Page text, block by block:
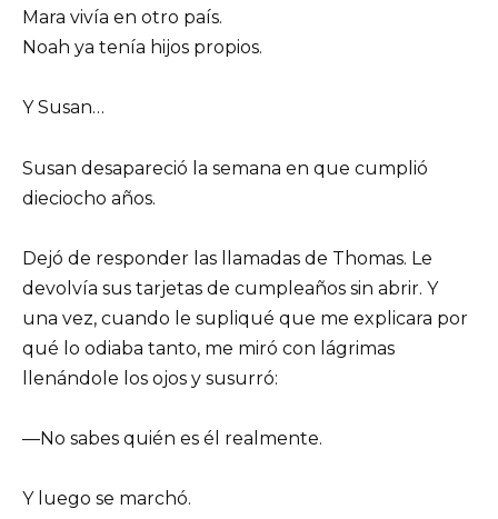
Mara vivía en otro país.
Noah ya tenía hijos propios.
Y Susan…
Susan desapareció la semana en que cumplió
dieciocho años.
Dejó de responder las llamadas de Thomas. Le
devolvía sus tarjetas de cumpleaños sin abrir. Y
una vez, cuando le supliqué que me explicara por
qué lo odiaba tanto, me miró con lágrimas
llenándole los ojos y susurró:
—No sabes quién es él realmente.
Y luego se marchó.